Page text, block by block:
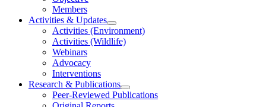
Members
Activities & Updates
Activities (Environment)
Activities (Wildlife)
Webinars
Advocacy
Interventions
Research & Publications
Peer-Reviewed Publications